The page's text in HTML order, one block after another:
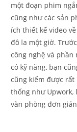
một đoạn phim
cũng như các sản
ích thiết kế video
đô la một giờ.
công nghệ và
có kỹ năng, bạn
cũng kiếm được
thống như Upwork,
văn phòng đơn